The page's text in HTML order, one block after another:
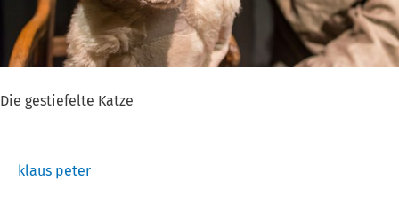
Die gestiefelte Katze
klaus peter